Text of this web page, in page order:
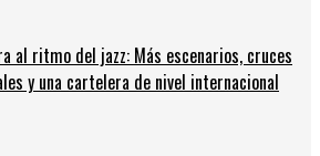
al ritmo del jazz: Más escenarios, cruces
y una cartelera de nivel internacional